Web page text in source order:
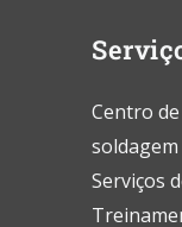
Centro
soldagem
Serviços